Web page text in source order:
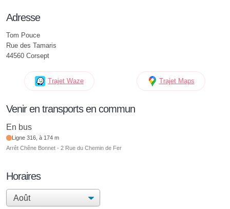
Adresse
Tom Pouce
Rue des Tamaris
44560 Corsept
Trajet Waze Trajet Maps
Venir en transports en commun
En bus
Ligne 316, à 174 m
Arrêt Chêne Bonnet - 2 Rue du Chemin de Fer
Horaires